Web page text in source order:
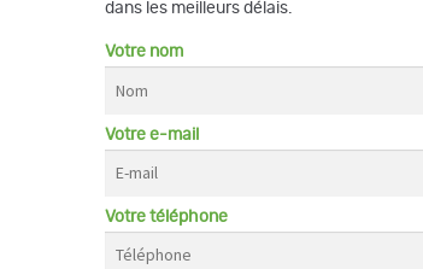
dans les meilleurs délais.
Votre nom
Votre e-mail
Votre téléphone